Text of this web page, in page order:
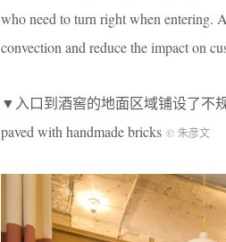
who need to turn right when entering.
convection and reduce the impact on
▼入口到酒窖的地面区域铺设了不规
paved with handmade bricks © 朱彦文